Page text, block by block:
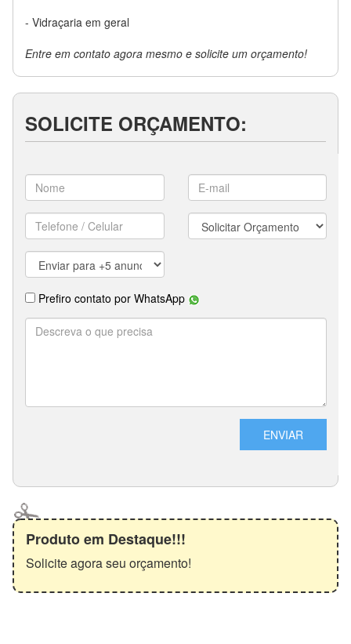
- Vidraçaria em geral
Entre em contato agora mesmo e solicite um orçamento!
SOLICITE ORÇAMENTO:
Produto em Destaque!!!
Solicite agora seu orçamento!